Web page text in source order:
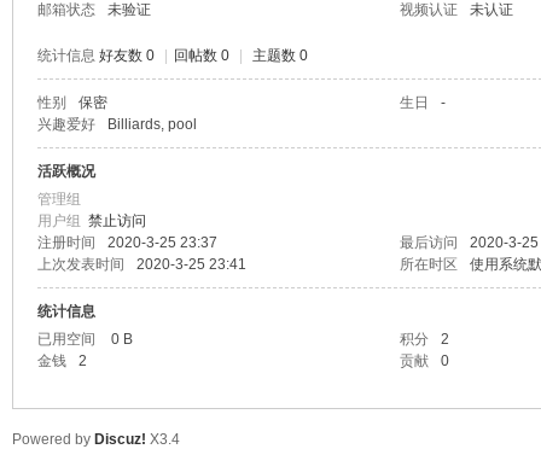
邮箱状态
未验证 视频认证 未认证
统计信息 好友数 0 回帖数 0 主题数 0
性别 保密 生日
-
兴趣爱好
Billiards, pool
活跃概况
管理组
用户组 禁止访问
注册时间
2020-3-25 23:37 最后访问
2020-3-
上次发表时间
2020-3-25 23:41 所在时区 使用系统
统计信息
已用空间
0 B 积分
2
金钱
2 贡献 0
Powered by Discuz! X3.4